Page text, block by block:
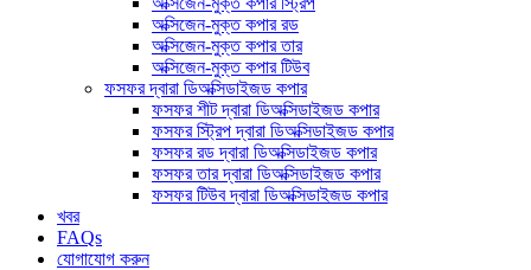
অক্সিজেন-মুক্ত কপার রড
অক্সিজেন-মুক্ত কপার তার
অক্সিজেন-মুক্ত কপার টিউব
ফসফর দ্বারা ডিঅক্সিডাইজড কপার
ফসফর শীট দ্বারা ডিঅক্সিডাইজড কপার
ফসফর স্ট্রিপ দ্বারা ডিঅক্সিডাইজড কপার
ফসফর রড দ্বারা ডিঅক্সিডাইজড কপার
ফসফর তার দ্বারা ডিঅক্সিডাইজড কপার
ফসফর টিউব দ্বারা ডিঅক্সিডাইজড কপার
খবর
FAQs
যোগাযোগ করুন